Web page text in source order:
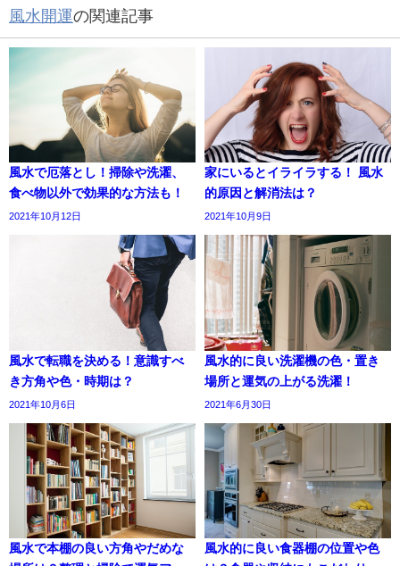
風水開運の関連記事
風水で厄落とし！掃除や洗濯、
食べ物以外で効果的な方法も！
2021年10月12日
家にいるとイライラする！ 風水
的原因と解消法は？
2021年10月9日
風水で転職を決める！意識すべ
き方角や色・時期は？
2021年10月6日
風水的に良い洗濯機の色・置き
場所と運気の上がる洗濯！
2021年6月30日
風水で本棚の良い方角やだめな
風水的に良い食器棚の位置や色